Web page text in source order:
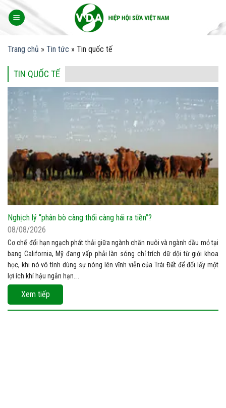
Trang chủ » Tin tức » Tin quốc tế
TIN QUỐC TẾ
Nghịch lý “phân bò càng thối càng hái ra tiền”?
08/08/2026
Cơ chế đổi hạn ngạch phát thải giữa ngành chăn nuôi và ngành dầu mỏ tại
bang California, Mỹ đang vấp phải làn sóng chỉ trích dữ dội từ giới khoa
học, khi nó vô tình dùng sự nóng lên vĩnh viễn của Trái Đất để đổi lấy một
lợi ích khí hậu ngắn hạn….
Xem tiếp